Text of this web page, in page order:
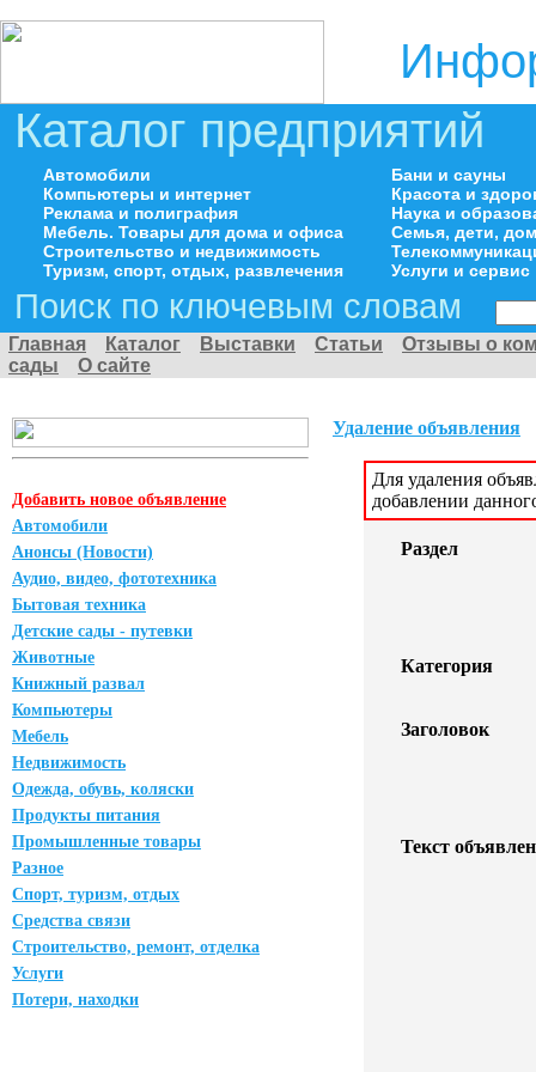
Каталог предприятий
Автомобили
Компьютеры и интернет
Реклама и полиграфия
Мебель. Товары для дома и офиса
Строительство и недвижимость
Туризм, спорт, отдых, развлечения
Бани и сауны
Красота и
Наука и
Семья, дети,
Услуги и сервис
Поиск по ключевым словам
Главная Каталог Выставки Статьи
Отзывы о
сады
О сайте
Добавить новое объявление
Автомобили
Анонсы (Новости)
Аудио, видео, фототехника
Бытовая техника
Детские сады - путевки
Животные
Книжный развал
Компьютеры
Мебель
Недвижимость
Одежда, обувь, коляски
Продукты питания
Промышленные товары
Разное
Спорт, туризм, отдых
Средства связи
Строительство, ремонт, отделка
Услуги
Потери, находки
Удаление объявления
Для удаления
добавлении
Раздел
Категория
Заголовок
Текст